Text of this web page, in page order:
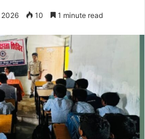
10 1 minute read